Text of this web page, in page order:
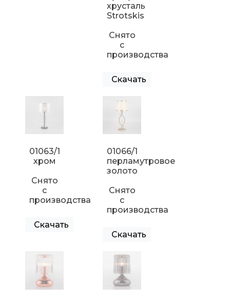
хрусталь
Strotskis
Снято
с
производства
Скачать
01063/1
хром
Снято
с
производства
Скачать
01066/1
перламутровое
золото
Снято
с
производства
Скачать